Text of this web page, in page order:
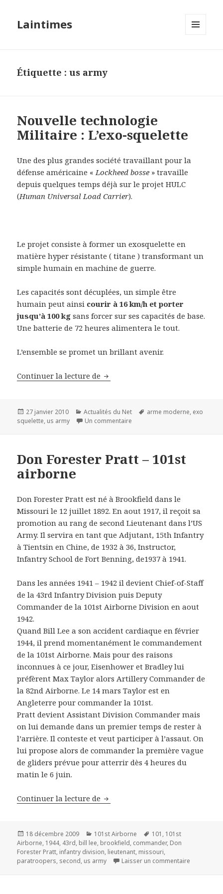
Laintimes
Étiquette :us army
Nouvelle technologie
Militaire : L’exo-squelette
Une des plus grandes société travaillant pour la
défense américaine «Lockheed bosse » travaille
depuis quelques temps déjà sur le projet HULC
(Human Universal Load Carrier).
Le projet consiste à former un exosquelette en
matière hyper résistante ( titane ) transformant un
simple humain en machine de guerre.
Les capacités sont décuplées, un simple être
humain peut ainsi courir à 16 km/h et porter
jusqu’à 100 kg sans forcer sur ses capacités de base.
Une batterie de 72 heures alimentera le tout.
L’ensemble se promet un brillant avenir.
Continuer la lecture de Nouvelle technologie Militaire :
Publié
le
27 janvier 2010 Catégories
Actualités du Net
Mots-
arme moderne, exo
squelette, us army Un commentaire
Don Forester Pratt – 101st
airborne
Don Forester Pratt est né à Brookfield dans le
Missouri le 12 juillet 1892. En aout 1917, il reçoit sa
promotion au rang de second Lieutenant dans l’US
Army. Il servira en tant que Adjutant, 15th Infantry
à Tientsin en Chine, de 1932 à 36, Instructor,
Infantry School de Fort Benning, de1937 à 1941.
Dans les années 1941 – 1942 il devient Chief-of-Staff
de la 43rd Infantry Division puis Deputy
Commander de la 101st Airborne Division en aout
1942.
Quand Bill Lee a son accident cardiaque en février
1944, il prend momentanément le commandement
de la 101st Airborne. Mais pour des raisons
inconnues à ce jour, Eisenhower et Bradley lui
préfèrent Max Taylor alors Artillery Commander de
la 82nd Airborne. Le 14 mars Taylor est en
Angleterre pour commander la 101st.
Pratt devient Assistant Division Commander mais
on lui demande dans un premier temps de rester à
l’arrière. Il conteste et veut participer à l’assaut. On
lui propose alors de commander la première vague
de gliders prévue pour atterrir dès 4 heures du
matin le 6 juin.
Continuer la lecture de Don Forester Pratt – 101st
Publié
le
18 décembre 2009 Catégories
101st Airborne
Mots-
clés
101 , 101st
Airborne, 1944, 43rd, bill lee, brookfield, commander, Don
Forester Pratt, infantry division, lieutenant, missouri,
paratroopers, second, us army Laisser un commentaire